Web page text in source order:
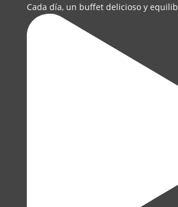
Cada día, un buffet delicioso y